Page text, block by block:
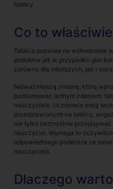
tablicy.
Co to
Tablica pozwala na wchodzenie
podobnie jak w przypadku gier
zarówno dla młodszych, jak i
Najważniejszą zmianę, którą
podsumować jednym zdaniem:
nauczyciela. Uczniowie mają
przedstawionymi na tablicy,
nie tylko bezmyślnie
nauczyciel. Wymaga to
odpowiedniego podejścia ze
nauczyciela.
Dlaczego